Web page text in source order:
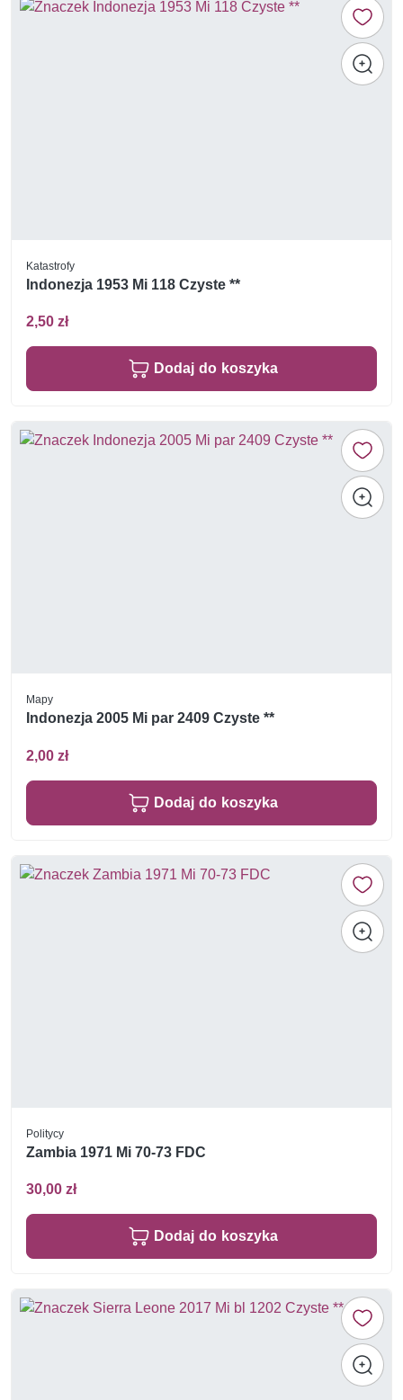
Katastrofy
Indonezja 1953 Mi 118 Czyste **
2,50 zł
Dodaj do koszyka
Mapy
Indonezja 2005 Mi par 2409 Czyste **
2,00 zł
Dodaj do koszyka
Politycy
Zambia 1971 Mi 70-73 FDC
30,00 zł
Dodaj do koszyka